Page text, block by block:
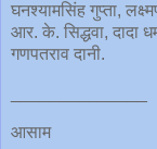
घनश्यामसिंह गुप्ता,
आर. के. सिद्धवा, दादा
गणपतराव दानी.
आसाम